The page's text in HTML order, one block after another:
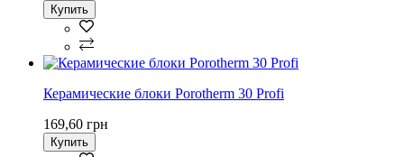
Купить
Керамические блоки Porotherm 30 Profi
169,60 грн
Купить